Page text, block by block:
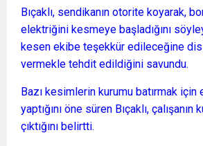
Bıçaklı, sendikanın otorite koyarak,
elektriğini kesmeye başladığını
kesen ekibe teşekkür edileceğine
vermekle tehdit edildiğini savundu.
Bazı kesimlerin kurumu batırmak
yaptığını öne süren Bıçaklı, çalışanın
çıktığını belirtti.